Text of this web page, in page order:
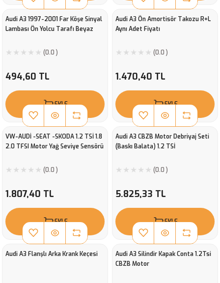
Audi A3 1997-2001 Far Köşe Sinyal
Lambası Ön Yolcu Tarafı Beyaz
(0.0 )
494,60 TL
EKLE
Audi A3 Ön Amortisör Takozu R+L
Aynı Adet Fiyatı
(0.0 )
1.470,40 TL
EKLE
VW-AUDİ -SEAT -SKODA 1.2 TSİ 1.8
2.0 TFSI Motor Yağ Seviye Sensörü
(0.0 )
1.807,40 TL
EKLE
Audi A3 CBZB Motor Debriyaj Seti
(Baskı Balata) 1.2 TSİ
(0.0 )
5.825,33 TL
EKLE
Audi A3 Flanşlı Arka Krank Keçesi
Audi A3 Silindir Kapak Conta 1.2Tsi
CBZB Motor